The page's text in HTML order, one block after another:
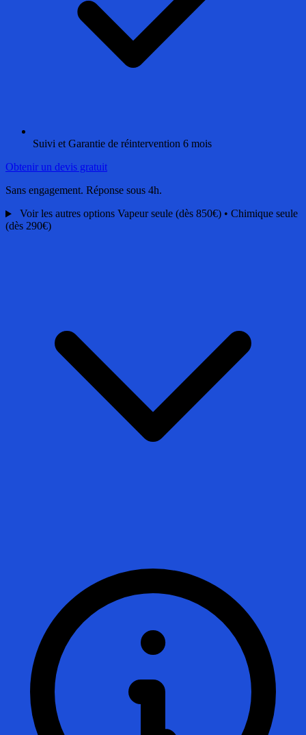
Suivi et Garantie de réintervention 6 mois
Obtenir un devis gratuit
Sans engagement. Réponse sous 4h.
Voir les autres options Vapeur seule (dès 850€) • Chimique seule
(dès 290€)